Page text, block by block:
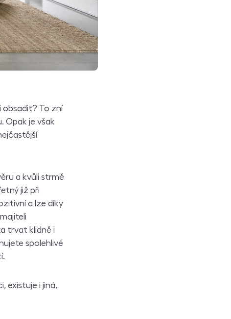
obsadit? To zní
Opak je však
a kvůli strmě
již při
a lze díky
trvat klidně i
spolehlivé
existuje i jiná,